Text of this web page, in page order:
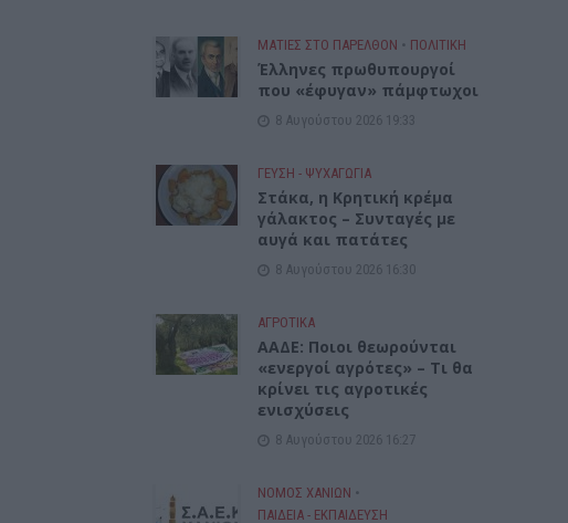
ΜΑΤΙΕΣ ΣΤΟ ΠΑΡΕΛΘΟΝ • ΠΟΛΙΤΙΚΗ
Έλληνες πρωθυπουργοί
που «έφυγαν» πάμφτωχοι
8 Αυγούστου 2026 19:33
ΓΕΎΣΗ - ΨΥΧΑΓΩΓΊΑ
Στάκα, η Κρητική κρέμα
γάλακτος – Συνταγές με
αυγά και πατάτες
8 Αυγούστου 2026 16:30
ΑΓΡΟΤΙΚΑ
ΑΑΔΕ: Ποιοι θεωρούνται
«ενεργοί αγρότες» – Τι θα
κρίνει τις αγροτικές
ενισχύσεις
8 Αυγούστου 2026 16:27
ΝΟΜΌΣ ΧΑΝΊΩΝ •
ΠΑΙΔΕΙΑ - ΕΚΠΑΙΔΕΥΣΗ